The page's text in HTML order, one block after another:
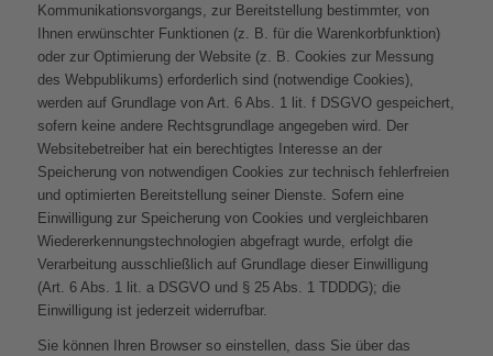
Kommunikationsvorgangs, zur Bereitstellung bestimmter, von
Ihnen erwünschter Funktionen (z. B. für die Warenkorbfunktion)
oder zur Optimierung der Website (z. B. Cookies zur Messung
des Webpublikums) erforderlich sind (notwendige Cookies),
werden auf Grundlage von Art. 6 Abs. 1 lit. f DSGVO gespeichert,
sofern keine andere Rechtsgrundlage angegeben wird. Der
Websitebetreiber hat ein berechtigtes Interesse an der
Speicherung von notwendigen Cookies zur technisch fehlerfreien
und optimierten Bereitstellung seiner Dienste. Sofern eine
Einwilligung zur Speicherung von Cookies und vergleichbaren
Wiedererkennungstechnologien abgefragt wurde, erfolgt die
Verarbeitung ausschließlich auf Grundlage dieser Einwilligung
(Art. 6 Abs. 1 lit. a DSGVO und § 25 Abs. 1 TDDDG); die
Einwilligung ist jederzeit widerrufbar.
Sie können Ihren Browser so einstellen, dass Sie über das